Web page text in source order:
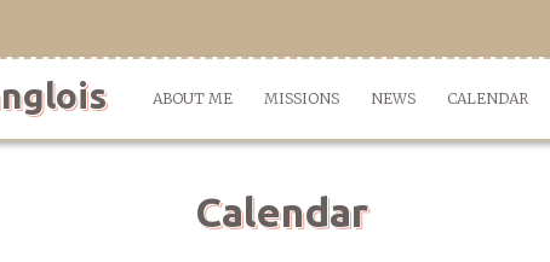
ABOUT ME MISSIONS NEWS CALENDAR
Calendar